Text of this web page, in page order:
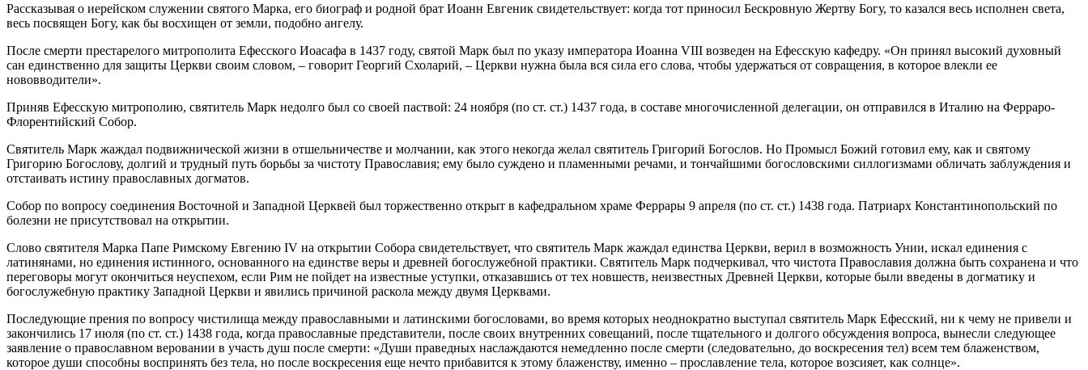
Рассказывая о иерейском служении святого Марка, его биограф и родной брат Иоанн Евгеник свидетельствует: когда тот приносил Бескровную Жертву Богу, то казался весь исполнен света,
весь посвящен Богу, как бы восхищен от земли, подобно ангелу.
После смерти престарелого митрополита Ефесского Иоасафа в 1437 году, святой Марк был по указу императора Иоанна VIII возведен на Ефесскую кафедру. «Он принял высокий духовный
сан единственно для защиты Церкви своим словом, – говорит Георгий Схоларий, – Церкви нужна была вся сила его слова, чтобы удержаться от совращения, в которое влекли ее
нововводители».
Приняв Ефесскую митрополию, святитель Марк недолго был со своей паствой: 24 ноября (по ст. ст.) 1437 года, в составе многочисленной делегации, он отправился в Италию на Ферраро-
Флорентийский Собор.
Святитель Марк жаждал подвижнической жизни в отшельничестве и молчании, как этого некогда желал святитель Григорий Богослов. Но Промысл Божий готовил ему, как и святому
Григорию Богослову, долгий и трудный путь борьбы за чистоту Православия; ему было суждено и пламенными речами, и тончайшими богословскими силлогизмами обличать заблуждения и
отстаивать истину православных догматов.
Собор по вопросу соединения Восточной и Западной Церквей был торжественно открыт в кафедральном храме Феррары 9 апреля (по ст. ст.) 1438 года. Патриарх Константинопольский по
болезни не присутствовал на открытии.
Слово святителя Марка Папе Римскому Евгению IV на открытии Собора свидетельствует, что святитель Марк жаждал единства Церкви, верил в возможность Унии, искал единения с
латинянами, но единения истинного, основанного на единстве веры и древней богослужебной практики. Святитель Марк подчеркивал, что чистота Православия должна быть сохранена и что
переговоры могут окончиться неуспехом, если Рим не пойдет на известные уступки, отказавшись от тех новшеств, неизвестных Древней Церкви, которые были введены в догматику и
богослужебную практику Западной Церкви и явились причиной раскола между двумя Церквами.
Последующие прения по вопросу чистилища между православными и латинскими богословами, во время которых неоднократно выступал святитель Марк Ефесский, ни к чему не привели и
закончились 17 июля (по ст. ст.) 1438 года, когда православные представители, после своих внутренних совещаний, после тщательного и долгого обсуждения вопроса, вынесли следующее
заявление о православном веровании в участь душ после смерти: «Души праведных наслаждаются немедленно после смерти (следовательно, до воскресения тел) всем тем блаженством,
которое души способны воспринять без тела, но после воскресения еще нечто прибавится к этому блаженству, именно – прославление тела, которое возсияет, как солнце».